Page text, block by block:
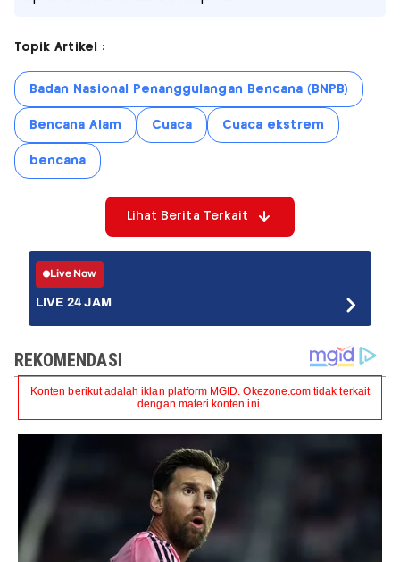
Topik Artikel :
Badan Nasional Penanggulangan Bencana (BNPB)
Bencana Alam Cuaca Cuaca ekstrem
bencana
Lihat Berita Terkait
Live Now
LIVE 24 JAM